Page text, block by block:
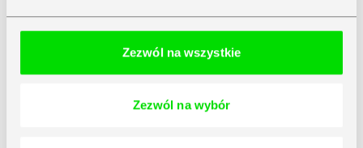
Zezwól na wszystkie
Zezwól na wybór
Więcej
Symfonia Finanse i Księgowość
w Chmurze